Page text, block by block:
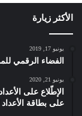
الأكثر زيارة
يونيو 17, 2019
الفضاء الرقمي
يونيو 21, 2020
الإطّلاع على
على بطاقة الأعداد